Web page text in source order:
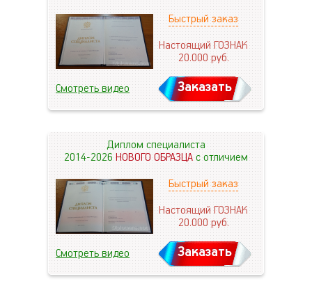
Быстрый заказ
Настоящий ГОЗНАК
20.000руб.
Смотреть видео Заказать
Диплом специалиста
2014-2026НОВОГО ОБРАЗЦАс отличием
Быстрый заказ
Настоящий ГОЗНАК
20.000руб.
Смотреть видео Заказать